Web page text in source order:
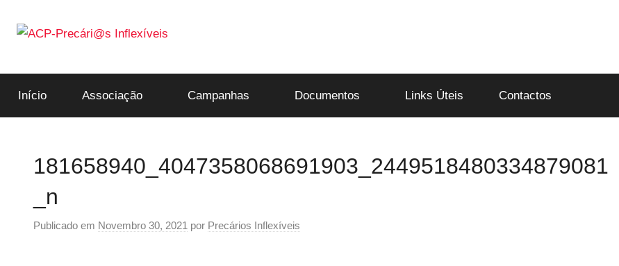
para
ACP-
Precári@s
Início Associação Campanhas Documentos Links Úteis Contactos
181658940_4047358068691903_2449518480334879081
_n
Publicado em Novembro 30, 2021 por Precários Inflexíveis